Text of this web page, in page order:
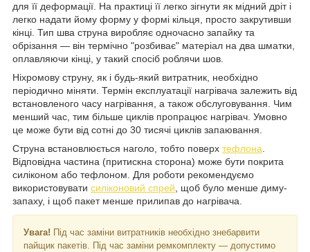
для її деформації. На практиці її легко зігнути як мідний дріт і
легко надати йому форму у формі кільця, просто закрутивши
кінці. Тип шва струна виробляє одночасно запайку та
обрізання — він термічно "розбиває" матеріал на два шматки,
оплавляючи кінці, у такий спосіб роблячи шов.
Ніхромову струну, як і будь-який витратник, необхідно
періодично міняти. Термін експлуатації нагрівача залежить від
встановленого часу нагрівання, а також обслуговування. Чим
менший час, тим більше циклів пропрацює нагрівач. Умовно
це може бути від сотні до 30 тисячі циклів запаювання.
Струна встановлюється наголо, тобто поверх тефлона.
Відповідна частина (притискна сторона) може бути покрита
силіконом або тефлоном. Для роботи рекомендуємо
використовувати силіконовий спрей, щоб було менше диму-
запаху, і щоб пакет менше прилипав до нагрівача.
Увага! Під час заміни витратників необхідно знебарвити
пайщик пакетів. Під час заміни ремкомплекту — допустимо